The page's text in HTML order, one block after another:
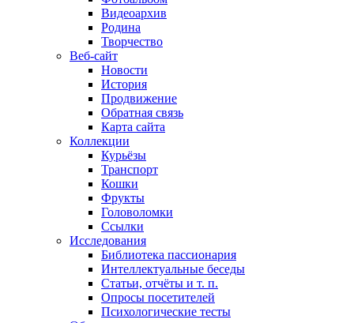
Видеоархив
Родина
Творчество
Веб-сайт
Новости
История
Продвижение
Обратная связь
Карта сайта
Коллекции
Курьёзы
Транспорт
Кошки
Фрукты
Головоломки
Ссылки
Исследования
Библиотека пассионария
Интеллектуальные беседы
Статьи, отчёты и т. п.
Опросы посетителей
Психологические тесты